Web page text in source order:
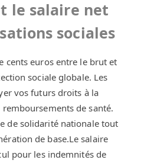
le salaire net
sociales
cents euros entre le brut et
sociale globale. Les
vos futurs droits à la
de santé.
de solidarité nationale tout
de base.Le salaire
pour les indemnités de